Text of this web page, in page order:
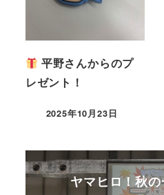
平野さんからのプ
レゼント！
2025年10月23日
ヤマヒロ！秋